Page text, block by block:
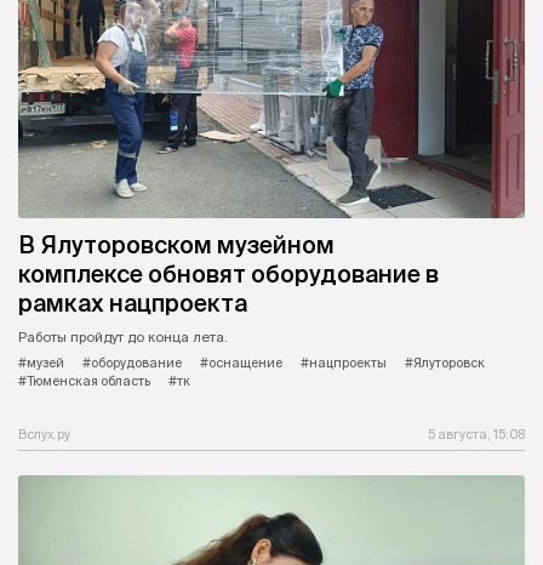
В Ялуторовском музейном
комплексе обновят оборудование в
рамках нацпроекта
Работы пройдут до конца лета.
#музей
#оборудование #оснащение #нацпроекты
#Ялуторовск
#Тюменская область
#тк
Вслух.ру 5 августа, 15:08